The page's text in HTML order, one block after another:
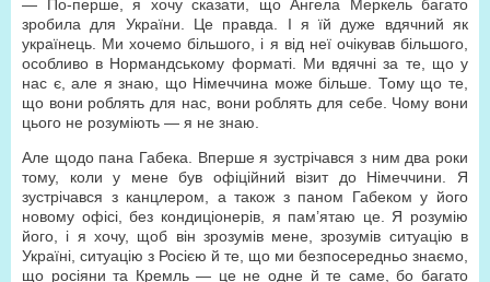
— По-перше, я хочу сказати, що Ангела Меркель багато
зробила для України. Це правда. І я їй дуже вдячний як
українець. Ми хочемо більшого, і я від неї очікував більшого,
особливо в Нормандському форматі. Ми вдячні за те, що у
нас є, але я знаю, що Німеччина може більше. Тому що те,
що вони роблять для нас, вони роблять для себе. Чому вони
цього не розуміють — я не знаю.
Але щодо пана Габека. Вперше я зустрічався з ним два роки
тому, коли у мене був офіційний візит до Німеччини. Я
зустрічався з канцлером, а також з паном Габеком у його
новому офісі, без кондиціонерів, я пам’ятаю це. Я розумію
його, і я хочу, щоб він зрозумів мене, зрозумів ситуацію в
Україні, ситуацію з Росією й те, що ми безпосередньо знаємо,
що росіяни та Кремль — це не одне й те саме, бо багато